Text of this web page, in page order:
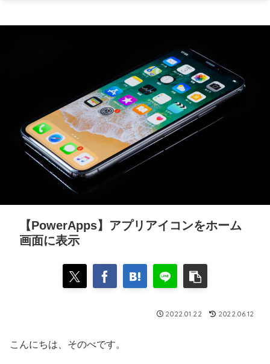
【PowerApps】アプリアイコンをホーム
画面に表示
2022.01.22 2022.06.12
こんにちは、そのべです。